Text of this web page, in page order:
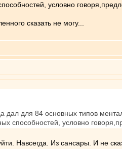
условно
сказать не могу...
дал для 84 основных типов
способностей, условно
Навсегда. Из сансары. И не